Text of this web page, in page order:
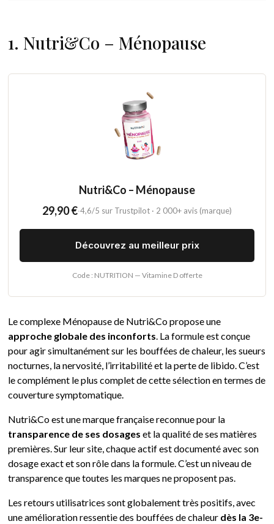
1. Nutri&Co – Ménopause
Nutri&Co – Ménopause
29,90 €·4,6/5 sur Trustpilot · 2 000+ avis (marque)
Découvrez au meilleur prix
Code : NUTRITION — Vitamine D offerte
Le complexe Ménopause de Nutri&Co propose une
approche globale des inconforts. La formule est conçue
pour agir simultanément sur les bouffées de chaleur, les sueurs
nocturnes, la nervosité, l’irritabilité et la perte de libido. C’est
le complément le plus complet de cette sélection en termes de
couverture symptomatique.
Nutri&Co est une marque française reconnue pour la
transparence de ses dosages et la qualité de ses matières
premières. Sur leur site, chaque actif est documenté avec son
dosage exact et son rôle dans la formule. C’est un niveau de
transparence que toutes les marques ne proposent pas.
Les retours utilisatrices sont globalement très positifs, avec
une amélioration ressentie des bouffées de chaleur dès la 3e-